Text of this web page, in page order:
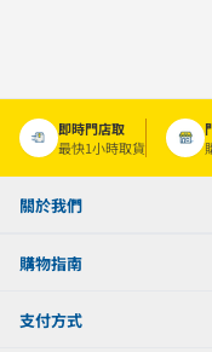
即時門店取
最快1小時取貨
關於我們
購物指南
支付方式